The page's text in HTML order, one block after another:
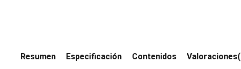
Resumen Especificación Contenidos